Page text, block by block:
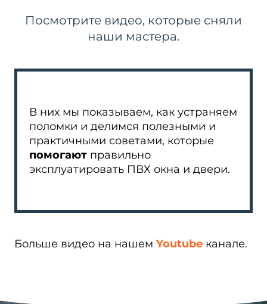
Посмотрите видео, которые сняли
наши мастера.
В них мы показываем, как устраняем
поломки и делимся полезными и
практичными советами, которые
помогают правильно
эксплуатировать ПВХ окна и двери.
Больше видео на нашем Youtube канале.